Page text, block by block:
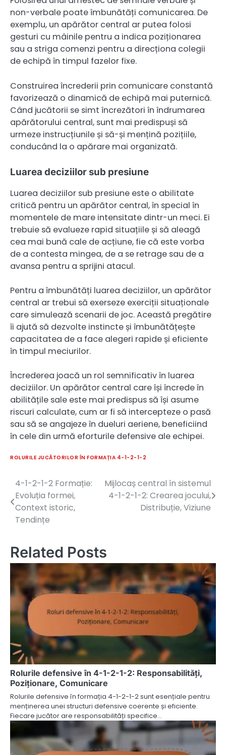
non-verbale poate îmbunătăți comunicarea. De
exemplu, un apărător central ar putea folosi
gesturi cu mâinile pentru a indica poziționarea
sau a striga comenzi pentru a direcționa colegii
de echipă în timpul fazelor fixe.
Construirea încrederii prin comunicare constantă
favorizează o dinamică de echipă mai puternică.
Când jucătorii se simt încrezători în îndrumarea
apărătorului central, sunt mai predispuși să
urmeze instrucțiunile și să-și mențină pozițiile,
conducând la o apărare mai organizată.
Luarea deciziilor sub presiune
Luarea deciziilor sub presiune este o abilitate
critică pentru un apărător central, în special în
momentele de mare intensitate dintr-un meci. Ei
trebuie să evalueze rapid situațiile și să aleagă
cea mai bună cale de acțiune, fie că este vorba
de a contesta mingea, de a se retrage sau de a
avansa pentru a sprijini atacul.
Pentru a îmbunătăți luarea deciziilor, un apărător
central ar trebui să exerseze exerciții situaționale
care simulează scenarii de joc. Această pregătire
îi ajută să dezvolte instincte și îmbunătățește
capacitatea de a face alegeri rapide și eficiente
în timpul meciurilor.
Încrederea joacă un rol semnificativ în luarea
deciziilor. Un apărător central care își încrede în
abilitățile sale este mai predispus să își asume
riscuri calculate, cum ar fi să intercepteze o pasă
sau să se angajeze în dueluri aeriene, beneficiind
în cele din urmă eforturile defensive ale echipei.
ROLURILE JUCĂTORILOR ÎN FORMAȚIA 4-1-2-1-2
Post
navigation
4-1-2-1-2 Formație:
Evoluția formei,
Context istoric,
Tendințe
Mijlocaș central în sistemul
4-1-2-1-2: Crearea jocului,
Distribuție, Viziune
Related Posts
Rolurile defensive în 4-1-2-1-2: Responsabilități,
Poziționare, Comunicare
Rolurile defensive în formația 4-1-2-1-2 sunt esențiale pentru
menținerea unei structuri defensive coerente și eficiente.
Fiecare jucător are responsabilități specifice…